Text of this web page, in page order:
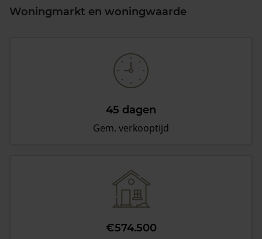
Woningmarkt en woningwaarde
45 dagen
Gem. verkooptijd
€574.500